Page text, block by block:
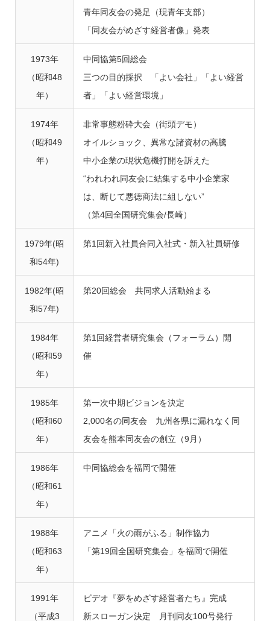
青年同友会の発足（現青年支部）
「同友会がめざす経営者像」発表
1973年
（昭和48
年）
中同協第5回総会
三つの目的採択 「よい会社」「よい経営
者」「よい経営環境」
1974年
（昭和49
年）
非常事態粉砕大会（街頭デモ）
オイルショック、異常な諸資材の高騰
中小企業の現状危機打開を訴えた
“われわれ同友会に結集する中小企業家
は、断じて悪徳商法に組しない”
（第4回全国研究集会/長崎）
1979年(昭
和54年)
第1回新入社員合同入社式・新入社員研修
1982年(昭
和57年)
第20回総会 共同求人活動始まる
1984年
（昭和59
年）
第1回経営者研究集会（フォーラム）開
催
1985年
（昭和60
年）
第一次中期ビジョンを決定
2,000名の同友会 九州各県に漏れなく同
友会を熊本同友会の創立（9月）
1986年
（昭和61
年）
中同協総会を福岡で開催
1988年
（昭和63
年）
アニメ「火の雨がふる」制作協力
「第19回全国研究集会」を福岡で開催
1991年
（平成3
ビデオ『夢をめざす経営者たち』完成
新スローガン決定 月刊同友100号発行